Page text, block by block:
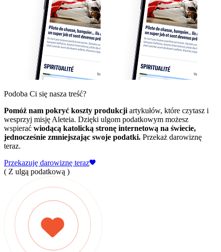
Podoba Ci się nasza treść?
Pomóż nam pokryć koszty produkcji artykułów, które czytasz i
wesprzyj misję Aleteia. Dzięki ulgom podatkowym możesz
wspierać wiodącą katolicką stronę internetową na świecie,
jednocześnie zmniejszając swoje podatki. Przekaż darowiznę
teraz.
Przekazuję darowiznę teraz
( Z ulgą podatkową )